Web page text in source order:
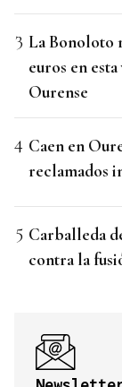
La Bonoloto
euros en
Ourense
Caen en
reclamados
Carballeda
contra la